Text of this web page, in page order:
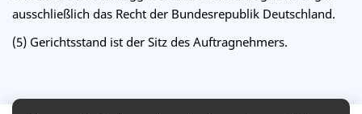
ausschließlich das Recht der Bundesrepublik Deutschland.
(5) Gerichtsstand ist der Sitz des Auftragnehmers.